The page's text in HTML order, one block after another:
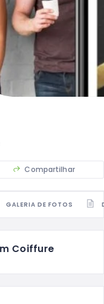
Compartilhar
GALERIA DE FOTOS
Coiffure